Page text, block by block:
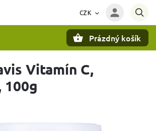
CZK
Prázdný košík
Vitamín C,
100g